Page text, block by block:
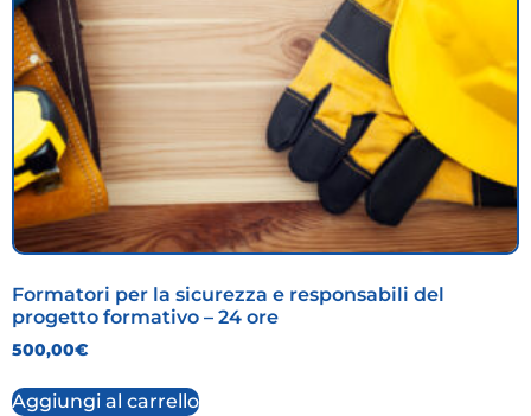
Formatori per la sicurezza e responsabili del
progetto formativo – 24 ore
500,00€
Aggiungi al carrello